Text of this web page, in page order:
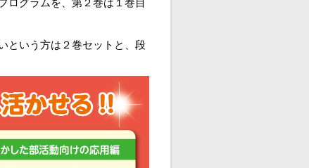
ログラムを、第２巻は１巻目
という方は２巻セットと、段